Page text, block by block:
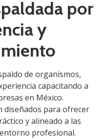
por
y
de organismos,
capacitando a
en México.
para ofrecer
y alineado a las
profesional.